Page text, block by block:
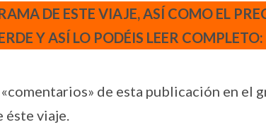
DE ESTE VIAJE, ASÍ COMO EL
Y ASÍ LO PODÉIS LEER COMPLETO:
de esta publicación en el
éste viaje.